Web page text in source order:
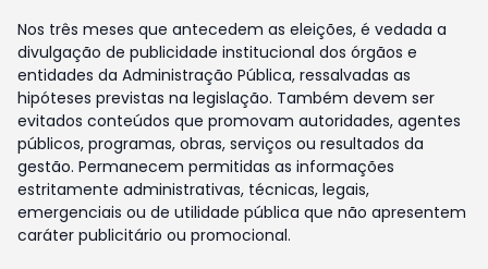
Nos três meses que antecedem as eleições, é vedada a
divulgação de publicidade institucional dos órgãos e
entidades da Administração Pública, ressalvadas as
hipóteses previstas na legislação. Também devem ser
evitados conteúdos que promovam autoridades, agentes
públicos, programas, obras, serviços ou resultados da
gestão. Permanecem permitidas as informações
estritamente administrativas, técnicas, legais,
emergenciais ou de utilidade pública que não apresentem
caráter publicitário ou promocional.